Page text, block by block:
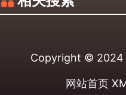
Copyright © 2024
网站首页